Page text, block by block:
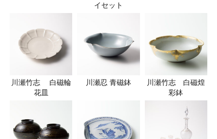
イセット
川瀬竹志 白磁輪
花皿
川瀬忍 青磁鉢
川瀬竹志 白磁煌
彩鉢